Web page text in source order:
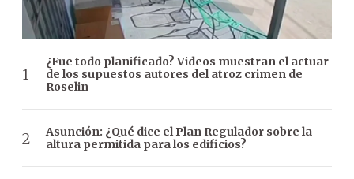
¿Fue todo planificado? Videos muestran el actuar
de los supuestos autores del atroz crimen de
Roselin
Asunción: ¿Qué dice el Plan Regulador sobre la
altura permitida para los edificios?